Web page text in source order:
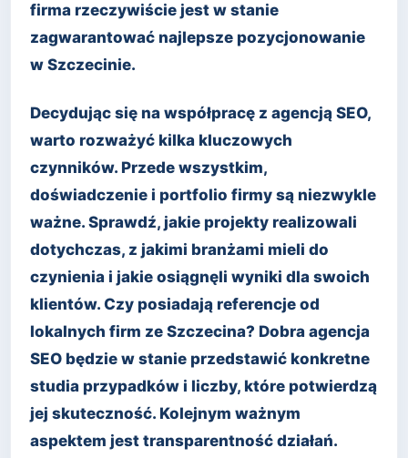
firma rzeczywiście jest w stanie
zagwarantować najlepsze pozycjonowanie
w Szczecinie.
Decydując się na współpracę z agencją SEO,
warto rozważyć kilka kluczowych
czynników. Przede wszystkim,
doświadczenie i portfolio firmy są niezwykle
ważne. Sprawdź, jakie projekty realizowali
dotychczas, z jakimi branżami mieli do
czynienia i jakie osiągnęli wyniki dla swoich
klientów. Czy posiadają referencje od
lokalnych firm ze Szczecina? Dobra agencja
SEO będzie w stanie przedstawić konkretne
studia przypadków i liczby, które potwierdzą
jej skuteczność. Kolejnym ważnym
aspektem jest transparentność działań.